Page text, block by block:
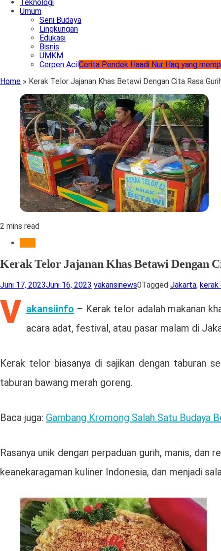
Teknologi
Umum
Seni Budaya
Lingkungan
Edukasi
Bisnis
UMKM
Cerpen AcilCerita Pendek Haadi Nur Haq yang
Home » Kerak Telor Jajanan Khas Betawi Dengan Cita Rasa
2 mins read
Kerak Telor Jajanan Khas Betawi Dengan
Juni 17, 2023Juni 16, 2023 vakansinews0Tagged Jakarta, kerak
V akansiinfo – Kerak telor adalah makanan
acara adat, festival, atau pasar malam di
Kerak telor biasanya di sajikan dengan taburan
taburan bawang merah goreng.
Baca juga: Gambang Kromong Salah Satu Budaya
Rasanya unik dengan perpaduan gurih, manis,
keanekaragaman kuliner Indonesia, dan menjadi